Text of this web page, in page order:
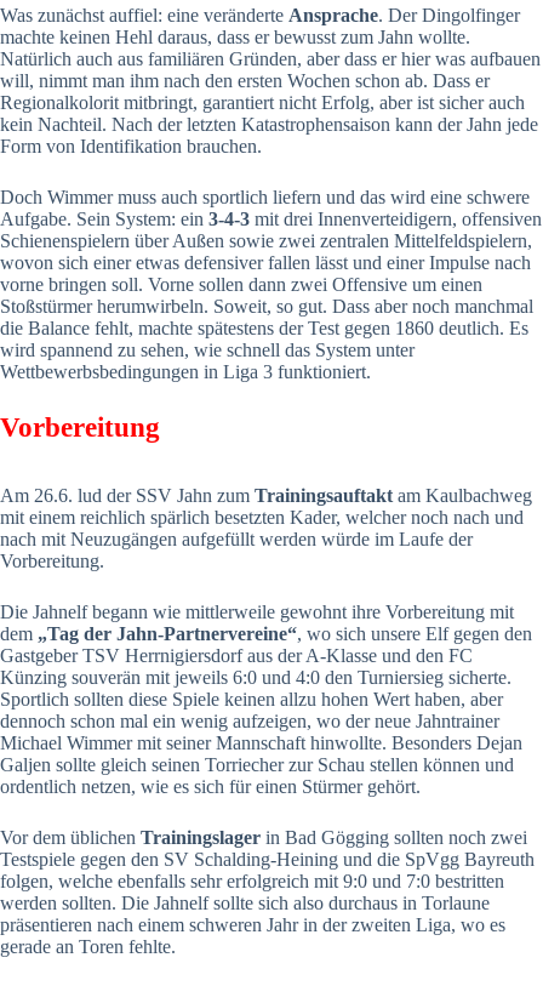
Was zunächst auffiel: eine veränderte Ansprache. Der Dingolfinger
machte keinen Hehl daraus, dass er bewusst zum Jahn wollte.
Natürlich auch aus familiären Gründen, aber dass er hier was aufbauen
will, nimmt man ihm nach den ersten Wochen schon ab. Dass er
Regionalkolorit mitbringt, garantiert nicht Erfolg, aber ist sicher auch
kein Nachteil. Nach der letzten Katastrophensaison kann der Jahn jede
Form von Identifikation brauchen.
Doch Wimmer muss auch sportlich liefern und das wird eine schwere
Aufgabe. Sein System: ein 3-4-3 mit drei Innenverteidigern, offensiven
Schienenspielern über Außen sowie zwei zentralen Mittelfeldspielern,
wovon sich einer etwas defensiver fallen lässt und einer Impulse nach
vorne bringen soll. Vorne sollen dann zwei Offensive um einen
Stoßstürmer herumwirbeln. Soweit, so gut. Dass aber noch manchmal
die Balance fehlt, machte spätestens der Test gegen 1860 deutlich. Es
wird spannend zu sehen, wie schnell das System unter
Wettbewerbsbedingungen in Liga 3 funktioniert.
Vorbereitung
Am 26.6. lud der SSV Jahn zum Trainingsauftakt am Kaulbachweg
mit einem reichlich spärlich besetzten Kader, welcher noch nach und
nach mit Neuzugängen aufgefüllt werden würde im Laufe der
Vorbereitung.
Die Jahnelf begann wie mittlerweile gewohnt ihre Vorbereitung mit
dem „Tag der Jahn-Partnervereine“, wo sich unsere Elf gegen den
Gastgeber TSV Herrnigiersdorf aus der A-Klasse und den FC
Künzing souverän mit jeweils 6:0 und 4:0 den Turniersieg sicherte.
Sportlich sollten diese Spiele keinen allzu hohen Wert haben, aber
dennoch schon mal ein wenig aufzeigen, wo der neue Jahntrainer
Michael Wimmer mit seiner Mannschaft hinwollte. Besonders Dejan
Galjen sollte gleich seinen Torriecher zur Schau stellen können und
ordentlich netzen, wie es sich für einen Stürmer gehört.
Vor dem üblichen Trainingslager in Bad Gögging sollten noch zwei
Testspiele gegen den SV Schalding-Heining und die SpVgg Bayreuth
folgen, welche ebenfalls sehr erfolgreich mit 9:0 und 7:0 bestritten
werden sollten. Die Jahnelf sollte sich also durchaus in Torlaune
präsentieren nach einem schweren Jahr in der zweiten Liga, wo es
gerade an Toren fehlte.